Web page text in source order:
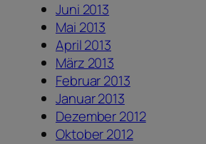
Juni 2013
Mai 2013
April 2013
März 2013
Februar 2013
Januar 2013
Dezember 2012
Oktober 2012